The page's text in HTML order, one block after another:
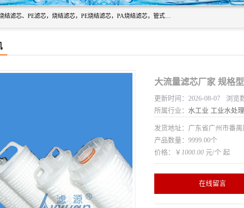
广州滤源过滤器材有限公司主营经营产品有：PTFE烧结滤芯、PE滤芯，烧结滤芯，PE烧结滤芯，PA烧结滤芯，管式膜支撑管，真空上料机滤芯，粉末烧结滤芯，止溢滤芯，吸头滤芯，湿化瓶滤芯、不锈钢烧结滤芯等。公司现拥有一批精干的管理人员和一支高素质的技术队伍，舒适优雅的办公环境和拥有全新现代化标准厂房。
大流量滤芯厂家 规格
更新时间：2026-08-07 浏览
所属行业： 水工业 工业水处
发货地址：广东省广州市番禺
产品数量：9999.00个
价格：￥ 1000.00 元/个 起
在线留言